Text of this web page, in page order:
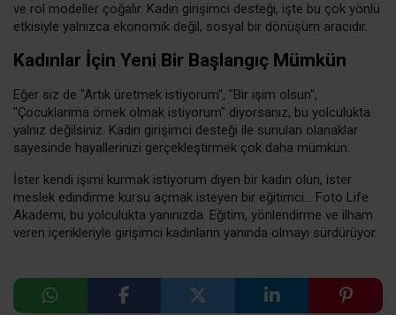
ve rol modeller çoğalır. Kadın girişimci desteği, işte bu çok yönlü
etkisiyle yalnızca ekonomik değil, sosyal bir dönüşüm aracıdır.
Kadınlar İçin Yeni Bir Başlangıç Mümkün
Eğer siz de "Artık üretmek istiyorum", "Bir işim olsun",
"Çocuklarıma örnek olmak istiyorum" diyorsanız, bu yolculukta
yalnız değilsiniz. Kadın girişimci desteği ile sunulan olanaklar
sayesinde hayallerinizi gerçekleştirmek çok daha mümkün.
İster kendi işimi kurmak istiyorum diyen bir kadın olun, ister
meslek edindirme kursu açmak isteyen bir eğitimci… Foto Life
Akademi, bu yolculukta yanınızda. Eğitim, yönlendirme ve ilham
veren içerikleriyle girişimci kadınların yanında olmayı sürdürüyor.